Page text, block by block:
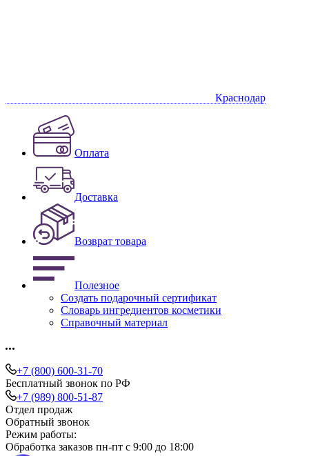
Краснодар
Оплата
Доставка
Возврат товара
Полезное
Создать подарочный сертификат
Словарь ингредиентов косметики
Справочный материал
+7 (800) 600-31-70
Бесплатный звонок по РФ
+7 (989) 800-51-87
Отдел продаж
Обратный звонок
Режим работы:
Обработка заказов пн-пт с 9:00 до 18:00